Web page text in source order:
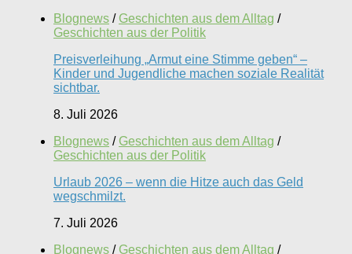
Blognews / Geschichten aus dem Alltag /
Geschichten aus der Politik
Preisverleihung „Armut eine Stimme geben“ –
Kinder und Jugendliche machen soziale Realität
sichtbar.
8. Juli 2026
Blognews / Geschichten aus dem Alltag /
Geschichten aus der Politik
Urlaub 2026 – wenn die Hitze auch das Geld
wegschmilzt.
7. Juli 2026
Blognews / Geschichten aus dem Alltag /